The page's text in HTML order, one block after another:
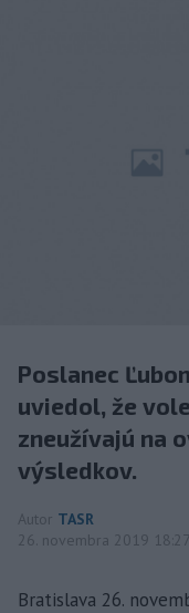
Poslanec
uviedol, že
zneužívajú na
výsledkov.
Autor TASR
26. novembra 2019 18:27
Bratislava 26.